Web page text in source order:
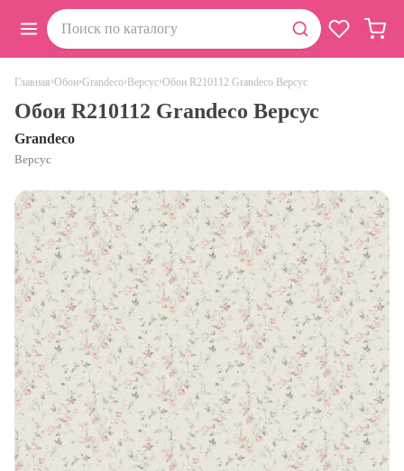
Главная›Обои›Grandeco› Версус›Обои R210112 Grandeco Версус
Обои R210112 Grandeco Версус
Grandeco
Версус